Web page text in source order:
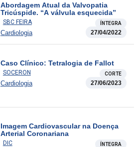
Abordagem Atual da Valvopatia
Tricúspide. “A válvula esquecida”
SBC FEIRA ÍNTEGRA
Cardiologia 27/04/2022
Caso Clínico: Tetralogia de Fallot
SOCERON CORTE
Cardiologia 27/06/2023
Imagem Cardiovascular na Doença
Arterial Coronariana
DIC ÍNTEGRA